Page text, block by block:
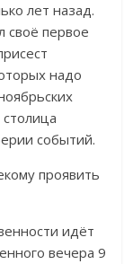
лет назад.
своё первое
надо
событий.
проявить
идёт
вечера 9